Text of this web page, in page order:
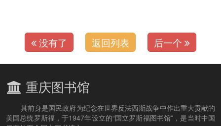
没有了 返回列表 后一个
重庆图书馆
其前身是国民政府为纪念在世界反法西斯战争中作出重大贡献的
美国总统罗斯福，于1947年设立的“国立罗斯福图书馆”，是当时中国